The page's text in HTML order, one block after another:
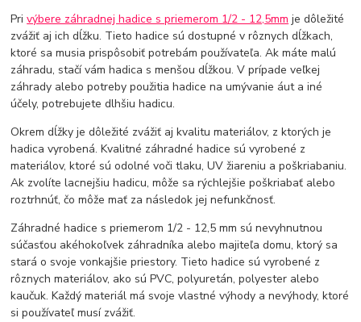
Privýbere záhradnej hadice s priemerom 1/2 - 12,5mm je dôležité
zvážiť aj ich dĺžku. Tieto hadice sú dostupné v rôznych dĺžkach,
ktoré sa musia prispôsobiť potrebám používateľa. Ak máte malú
záhradu, stačí vám hadica s menšou dĺžkou. V prípade veľkej
záhrady alebo potreby použitia hadice na umývanie áut a iné
účely, potrebujete dlhšiu hadicu.
Okrem dĺžky je dôležité zvážiť aj kvalitu materiálov, z ktorých je
hadica vyrobená. Kvalitné záhradné hadice sú vyrobené z
materiálov, ktoré sú odolné voči tlaku, UV žiareniu a poškriabaniu.
Ak zvolíte lacnejšiu hadicu, môže sa rýchlejšie poškriabať alebo
roztrhnúť, čo môže mať za následok jej nefunkčnosť.
Záhradné hadice s priemerom 1/2 - 12,5 mm sú nevyhnutnou
súčasťou akéhokoľvek záhradníka alebo majiteľa domu, ktorý sa
stará o svoje vonkajšie priestory. Tieto hadice sú vyrobené z
rôznych materiálov, ako sú PVC, polyuretán, polyester alebo
kaučuk. Každý materiál má svoje vlastné výhody a nevýhody, ktoré
si používateľ musí zvážiť.